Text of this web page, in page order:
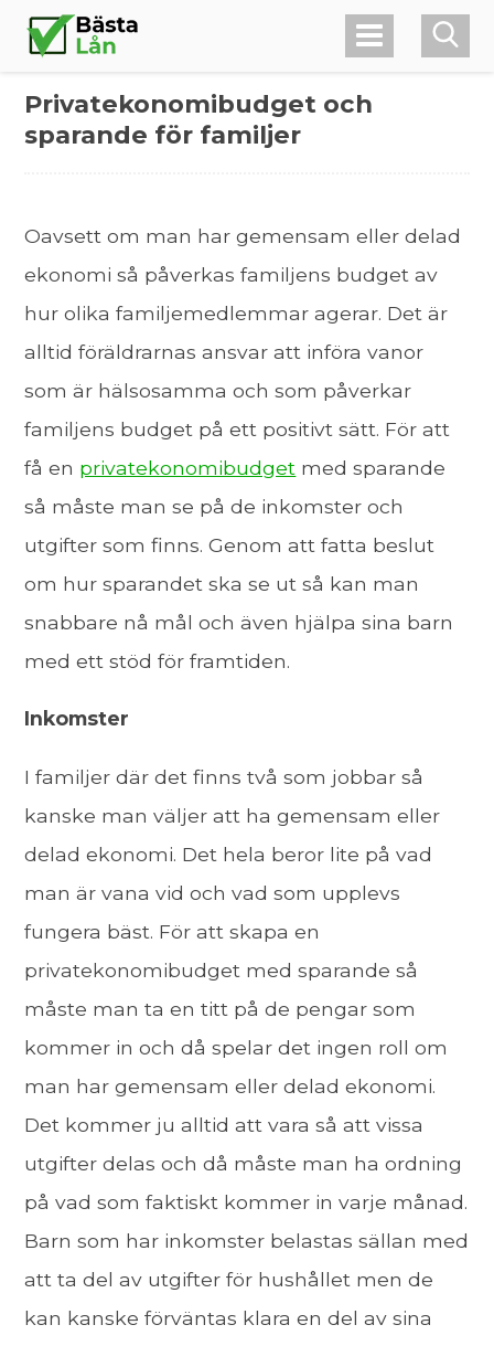
Privatekonomibudget och
sparande för familjer
Oavsett om man har gemensam eller delad
ekonomi så påverkas familjens budget av
hur olika familjemedlemmar agerar. Det är
alltid föräldrarnas ansvar att införa vanor
som är hälsosamma och som påverkar
familjens budget på ett positivt sätt. För att
få en privatekonomibudget med sparande
så måste man se på de inkomster och
utgifter som finns. Genom att fatta beslut
om hur sparandet ska se ut så kan man
snabbare nå mål och även hjälpa sina barn
med ett stöd för framtiden.
Inkomster
I familjer där det finns två som jobbar så
kanske man väljer att ha gemensam eller
delad ekonomi. Det hela beror lite på vad
man är vana vid och vad som upplevs
fungera bäst. För att skapa en
privatekonomibudget med sparande så
måste man ta en titt på de pengar som
kommer in och då spelar det ingen roll om
man har gemensam eller delad ekonomi.
Det kommer ju alltid att vara så att vissa
utgifter delas och då måste man ha ordning
på vad som faktiskt kommer in varje månad.
Barn som har inkomster belastas sällan med
att ta del av utgifter för hushållet men de
kan kanske förväntas klara en del av sina